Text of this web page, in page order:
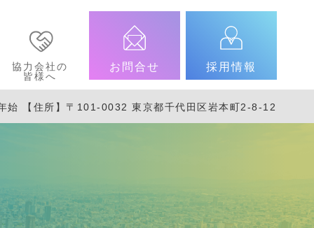
協力会社の
皆様へ
お問合せ 採用情報
始 【住所】〒101-0032 東京都千代田区岩本町2-8-12